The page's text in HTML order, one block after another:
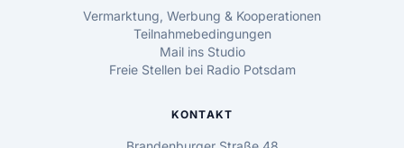
Vermarktung, Werbung & Kooperationen
Teilnahmebedingungen
Mail ins Studio
Freie Stellen bei Radio Potsdam
KONTAKT